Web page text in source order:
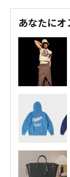
あなたにオ